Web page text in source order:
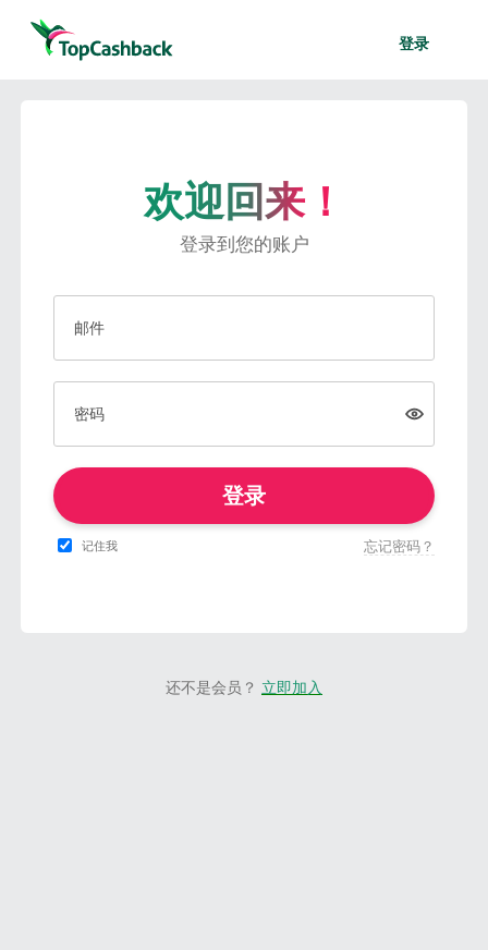
登录
欢迎回来！
登录到您的账户
邮件
密码
登录
记住我 忘记密码？
还不是会员？ 立即加入